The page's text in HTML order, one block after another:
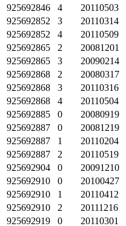
925692846
4 20110503
925692852
3 20110314
925692852
4 20110509
925692865
2 20081201
925692865
3 20090214
925692868
2 20080317
925692868
3 20110316
925692868
4 20110504
925692885
0 20080919
925692887
0 20081219
925692887
1 20110204
925692887
2 20110519
925692904
0 20091210
925692910
0 20100427
925692910
1 20110412
925692910
2 20111216
925692919
0 20110301